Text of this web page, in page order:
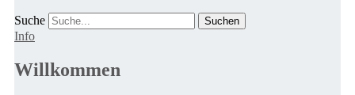
Suche
Info
Willkommen